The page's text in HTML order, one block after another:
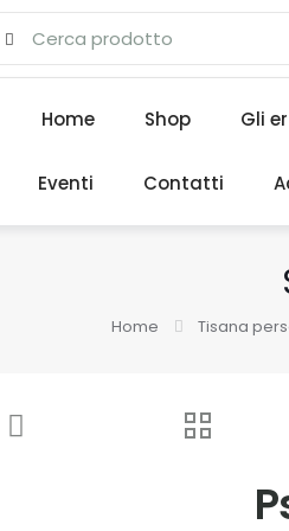
Home Shop Gli
Eventi Contatti
Home Tisana